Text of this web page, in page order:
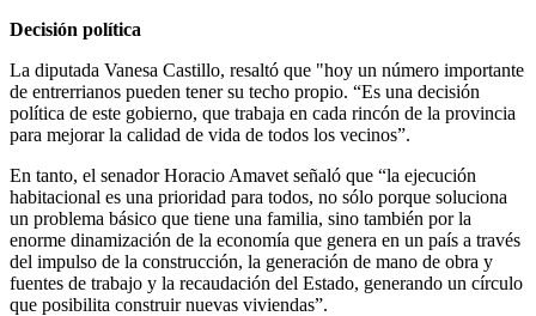
Decisión política
La diputada Vanesa Castillo, resaltó que "hoy un número importante
de entrerrianos pueden tener su techo propio. “Es una decisión
política de este gobierno, que trabaja en cada rincón de la provincia
para mejorar la calidad de vida de todos los vecinos”.
En tanto, el senador Horacio Amavet señaló que “la ejecución
habitacional es una prioridad para todos, no sólo porque soluciona
un problema básico que tiene una familia, sino también por la
enorme dinamización de la economía que genera en un país a través
del impulso de la construcción, la generación de mano de obra y
fuentes de trabajo y la recaudación del Estado, generando un círculo
que posibilita construir nuevas viviendas”.